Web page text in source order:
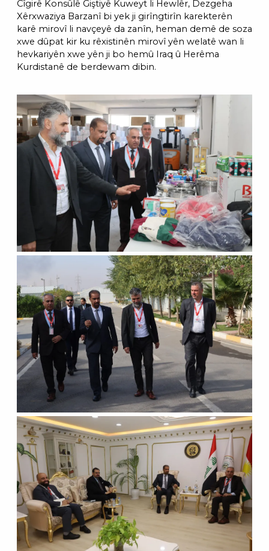
Cîgirê Konsûlê Giştiyê Kuweyt li Hewlêr, Dezgeha
Xêrxwaziya Barzanî bi yek ji girîngtirîn karekterên
karê mirovî li navçeyê da zanîn, heman demê de soza
xwe dûpat kir ku rêxistinên mirovî yên welatê wan li
hevkariyên xwe yên ji bo hemû Iraq û Herêma
Kurdistanê de berdewam dibin.